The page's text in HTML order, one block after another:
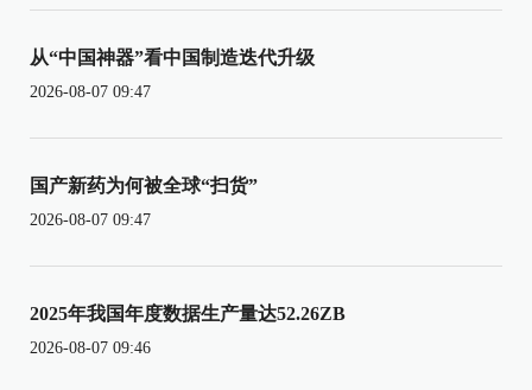
从“中国神器”看中国制造迭代升级
2026-08-07 09:47
国产新药为何被全球“扫货”
2026-08-07 09:47
2025年我国年度数据生产量达52.26ZB
2026-08-07 09:46